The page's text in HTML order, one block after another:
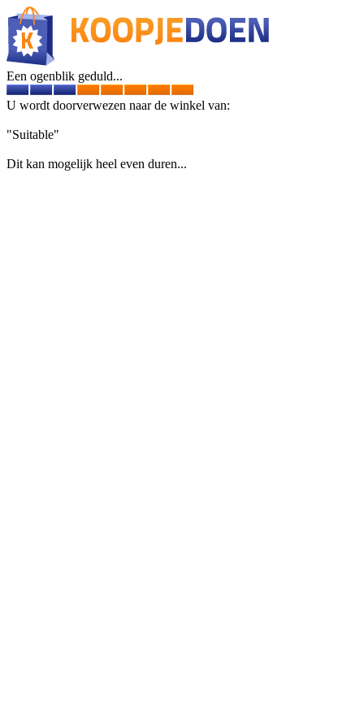
Een ogenblik geduld...
U wordt doorverwezen naar de winkel van:
"Suitable"
Dit kan mogelijk heel even duren...